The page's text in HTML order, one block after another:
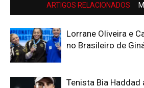
ARTIGOS RELACIONADOS
Lorrane Oliveira e
no Brasileiro de
Tenista Bia Haddad